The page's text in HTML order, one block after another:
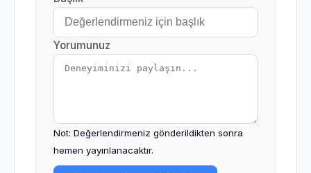
Yorumunuz
Not: Değerlendirmeniz gönderildikten sonra
hemen yayınlanacaktır.